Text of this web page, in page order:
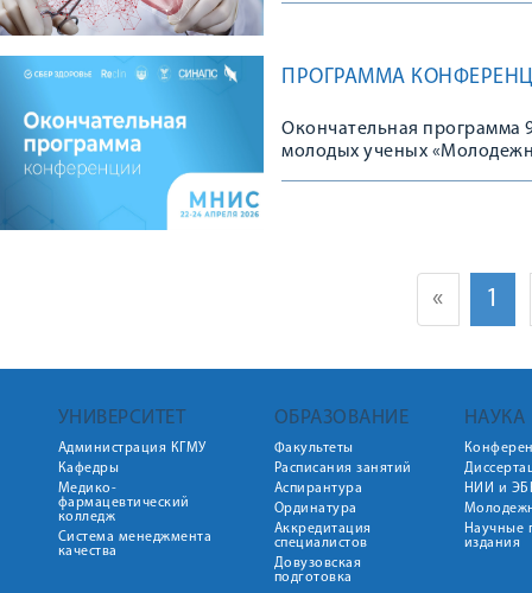
ПРОГРАММА
Окончательная программа
молодых ученых
« 1
УНИВЕРСИТЕТ
Администрация КГМУ
Кафедры
Медико-
фармацевтический
колледж
Система менеджмента
качества
ОБРАЗОВАНИЕ
Факультеты
Расписания занятий
Аспирантура
Ординатура
Аккредитация
специалистов
Довузовская
подготовка
НАУКА
НИИ и
Научные
издания